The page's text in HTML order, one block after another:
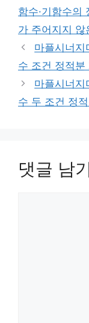
함수·기함수의
가 주어지지 않
마플시너지
수 조건 정적분
마플시너지
수 두 조건 정
댓글 남